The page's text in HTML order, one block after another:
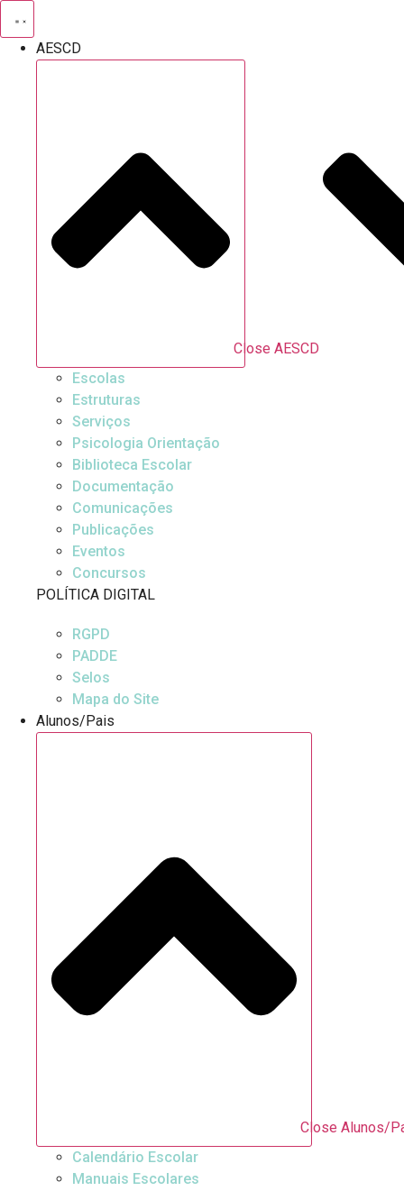
AESCD
Close AESCD
Escolas
Estruturas
Serviços
Psicologia Orientação
Biblioteca Escolar
Documentação
Comunicações
Publicações
Eventos
Concursos
POLÍTICA DIGITAL
RGPD
PADDE
Selos
Mapa do Site
Alunos/Pais
Close Alunos/
Calendário Escolar
Manuais Escolares